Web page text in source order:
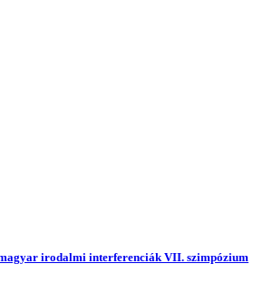
irodalmi interferenciák VII. szimpózium